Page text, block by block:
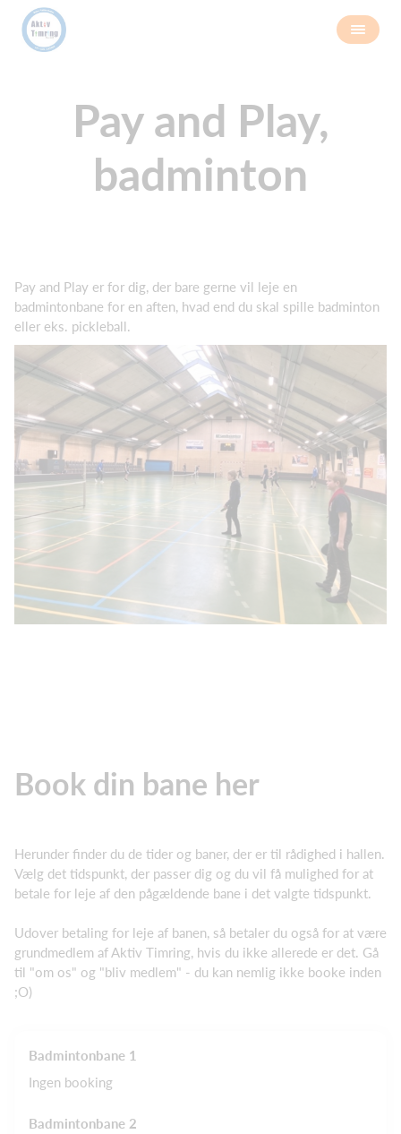
Pay and Play,
badminton
Pay and Play er for dig, der bare gerne vil leje en
badmintonbane for en aften, hvad end du skal spille badminton
eller eks. pickleball.
Book din bane her
Herunder finder du de tider og baner, der er til rådighed i hallen.
Vælg det tidspunkt, der passer dig og du vil få mulighed for at
betale for leje af den pågældende bane i det valgte tidspunkt.
Udover betaling for leje af banen, så betaler du også for at være
grundmedlem af Aktiv Timring, hvis du ikke allerede er det. Gå
til "om os" og "bliv medlem" - du kan nemlig ikke booke inden
;O)
Badmintonbane 1
Ingen booking
Badmintonbane 2